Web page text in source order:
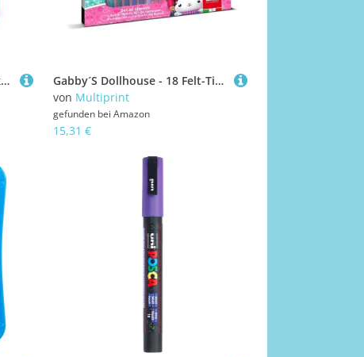
CRAYOLA Washimals Pets - Aktivitätsset Färben, Waschen und Färben mit Welpen, Duftendes Spa-Ambiente,, Empfohlenes Alter: ab 3 Jahren, 74-7475
Gabby´S Dollhouse - 18 Felt-Tip pens
von Multiprint
gefunden bei Amazon
15,31 €